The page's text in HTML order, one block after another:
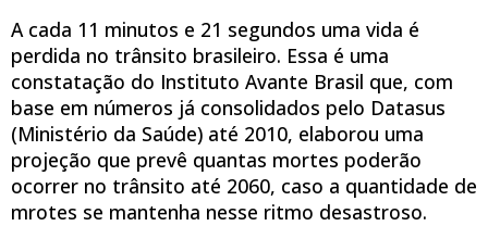
A cada 11 minutos e 21 segundos uma vida é
perdida no trânsito brasileiro. Essa é uma
constatação do Instituto Avante Brasil que, com
base em números já consolidados pelo Datasus
(Ministério da Saúde) até 2010, elaborou uma
projeção que prevê quantas mortes poderão
ocorrer no trânsito até 2060, caso a quantidade de
mrotes se mantenha nesse ritmo desastroso.